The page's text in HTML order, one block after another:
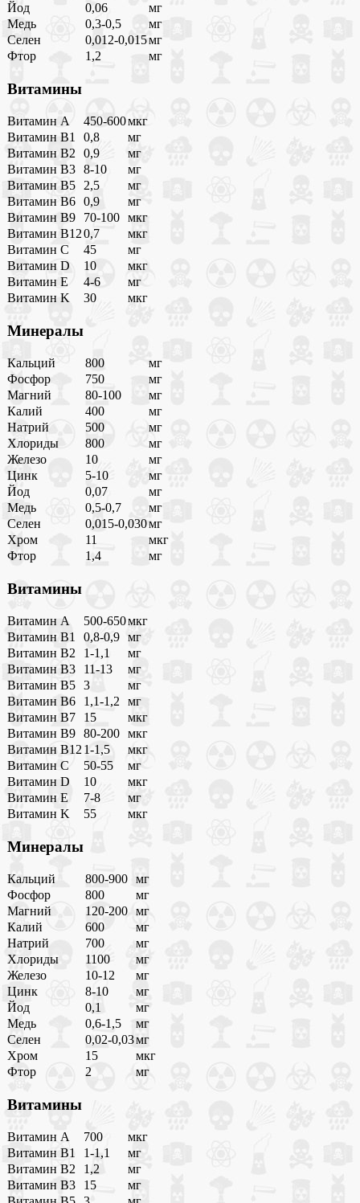
Йод
0,06
мг
Медь
0,3-0,5
мг
Селен
0,012-0,015мг
Фтор
1,2 мг
Витамины
Витамин A 450-600мкг
Витамин B1
0,8
мг
Витамин B2 0,9
мг
Витамин B3 8-10
мг
Витамин B5 2,5
мг
Витамин B6 0,9
мг
Витамин B9
70-100 мкг
Витамин B120,7
мкг
Витамин C
45
мг
Витамин D
10
мкг
Витамин E
4-6
мг
Витамин K
30 мкг
Минералы
Кальций 800
мг
Фосфор
750
мг
Магний
80-100
мг
Калий
400
мг
Натрий
500
мг
Хлориды
800
мг
Железо
10
мг
Цинк
5-10
мг
Йод
0,07
мг
Медь
0,5-0,7
мг
Селен
0,015-0,030мг
Хром
11
мкг
Фтор
1,4 мг
Витамины
Витамин A 500-650мкг
Витамин B1
0,8-0,9 мг
Витамин B2
1-1,1
мг
Витамин B3
11-13
мг
Витамин B5 3
мг
Витамин B6
1,1-1,2 мг
Витамин B7
15
мкг
Витамин B9 80-200 мкг
Витамин B121-1,5
мкг
Витамин C
50-55
мг
Витамин D
10
мкг
Витамин E
7-8
мг
Витамин K
55 мкг
Минералы
Кальций 800-900 мг
Фосфор
800
мг
Магний
120-200 мг
Калий
600
мг
Натрий
700
мг
Хлориды
1100
мг
Железо
10-12
мг
Цинк
8-10
мг
Йод
0,1
мг
Медь
0,6-1,5
мг
Селен
0,02-0,03мг
Хром
15
мкг
Фтор
2 мг
Витамины
Витамин A 700
мкг
Витамин B1
1-1,1
мг
Витамин B2
1,2
мг
Витамин B3
15
мг